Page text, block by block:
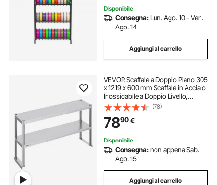
Disponibile
Consegna: Lun. Ago. 10 - Ven.
Ago. 14
Aggiungi al carrello
VEVOR Scaffale a Doppio Piano 305
x 1219 x 600 mm Scaffale in Acciaio
Inossidabile a Doppio Livello,
Altezza Regolabile, Tavolo da
Lavoro di Preparazione per Scaffale
per Cucina, Ristorante, Officina
(78)
7890€
Disponibile
Consegna:non appena Sab.
Ago. 15
Aggiungi al carrello